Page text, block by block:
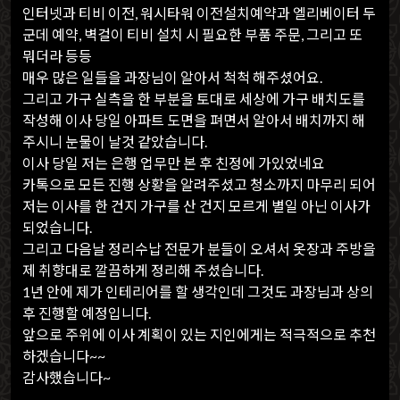
인터넷과 티비 이전, 워시타워 이전설치예약과 엘리베이터 두
군데 예약, 벽걸이 티비 설치 시 필요한 부품 주문, 그리고 또
뭐더라 등등
매우 많은 일들을 과장님이 알아서 척척 해주셨어요.
그리고 가구 실측을 한 부분을 토대로 세상에 가구 배치도를
작성해 이사 당일 아파트 도면을 펴면서 알아서 배치까지 해
주시니 눈물이 날것 같았습니다.
이사 당일 저는 은행 업무만 본 후 친정에 가있었네요
카톡으로 모든 진행 상황을 알려주셨고 청소까지 마무리 되어
저는 이사를 한 건지 가구를 산 건지 모르게 별일 아닌 이사가
되었습니다.
그리고 다음날 정리수납 전문가 분들이 오셔서 옷장과 주방을
제 취향대로 깔끔하게 정리해 주셨습니다.
1년 안에 제가 인테리어를 할 생각인데 그것도 과장님과 상의
후 진행할 예정입니다.
앞으로 주위에 이사 계획이 있는 지인에게는 적극적으로 추천
하겠습니다~~
감사했습니다~